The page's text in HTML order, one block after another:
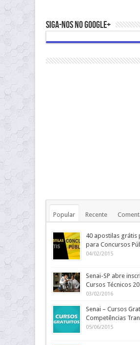
Siga-nos no Google+
Popular Recente
40 apostilas grátis
para Concursos
04/02/2015
Senai-SP abre
Cursos Técnicos
03/02/2016
Senai – Cursos
Competências
05/06/2015